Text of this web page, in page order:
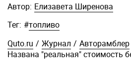
Автор: Елизавета Ширенова
Тег: #топливо
Quto.ru / Журнал / Авторамблер
Названа "реальная" стоимость